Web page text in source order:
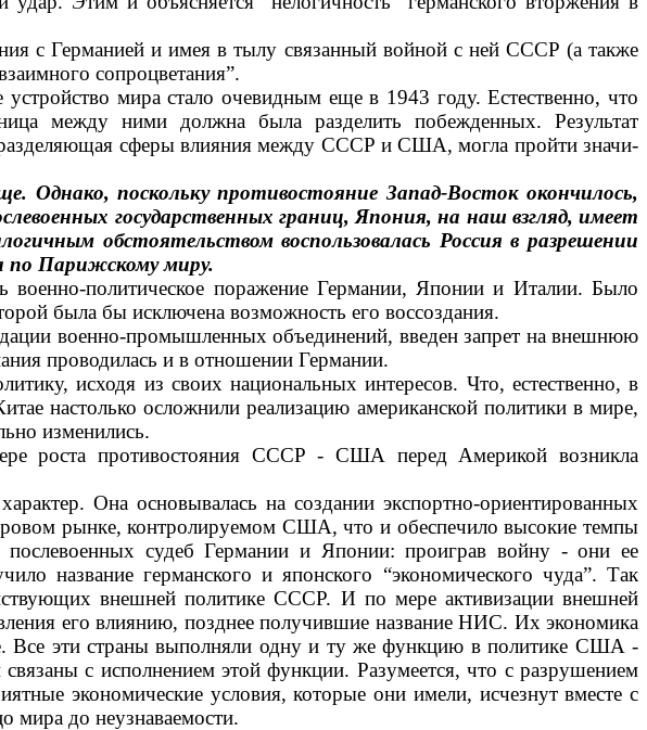
с Германией и имея в тылу связан­ный войной с ней СССР (а также
сопроцветания”.
мира стало очевидным еще в 1943 году. Естественно, что
между ними должна была разделить побежденных. Результат
разделяющая сферы влияния между СССР и США, могла пройти значи­
по­скольку противостояние Запад-Вос­ток окончилось,
государственных гра­ниц, Япония, на наш взгляд, имеет
обстоя­тельством воспользовалась Россия в разрешении
по Парижскому миру.
политическое поражение Гер­мании, Японии и Италии. Было
была бы исключена возможность его вос­создания.
военно-промышленных объединений, введен запрет на внешнюю
проводилась и в отношении Гер­мании.
исходя из своих националь­ных интересов. Что, естественно, в
настолько осложнили реализацию амери­канской политики в мире,
из­менились.
роста противостояния СССР - США перед Америкой возникла
Она основывалась на созда­нии экспортно-ориентированных
рынке, контролируемом США, что и обеспе­чило высокие темпы
послевоенных судеб Германии и Японии: проиграв войну - они ее
название германского и японского “экономического чуда”. Так
внеш­ней политике СССР. И по мере активизации внешней
его влиянию, позднее по­лучившие название НИС. Их экономика
Все эти страны выполняли одну и ту же функцию в политике США -
с исполнением этой функции. Разумеется, что с разрушением
экономические условия, которые они имели, исчезнут вместе с
мира до неузнаваемости.